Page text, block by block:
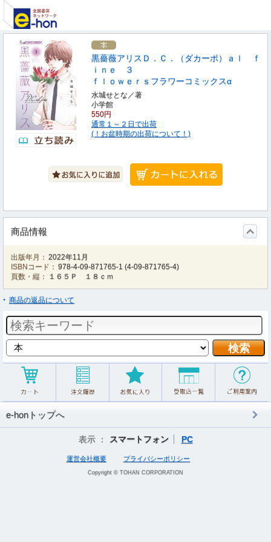
黒薔薇アリスＤ．Ｃ．（ダカーポ）ａｌ ｆ
ｉｎｅ ３
ｆｌｏｗｅｒｓフラワーコミックスα
水城せとな／著
小学館
550円
通常１～２日で出荷
(！お盆時期の出荷について！)
商品情報
出版年月： 2022年11月
ISBNコード： 978-4-09-871765-1 (4-09-871765-4)
頁数・縦：
１６５Ｐ １８ｃｍ
商品の返品について
e-honトップへ
表示 ： スマートフォン PC
運営会社概要 プライバシーポリシー
Copyright © TOHAN CORPORATION